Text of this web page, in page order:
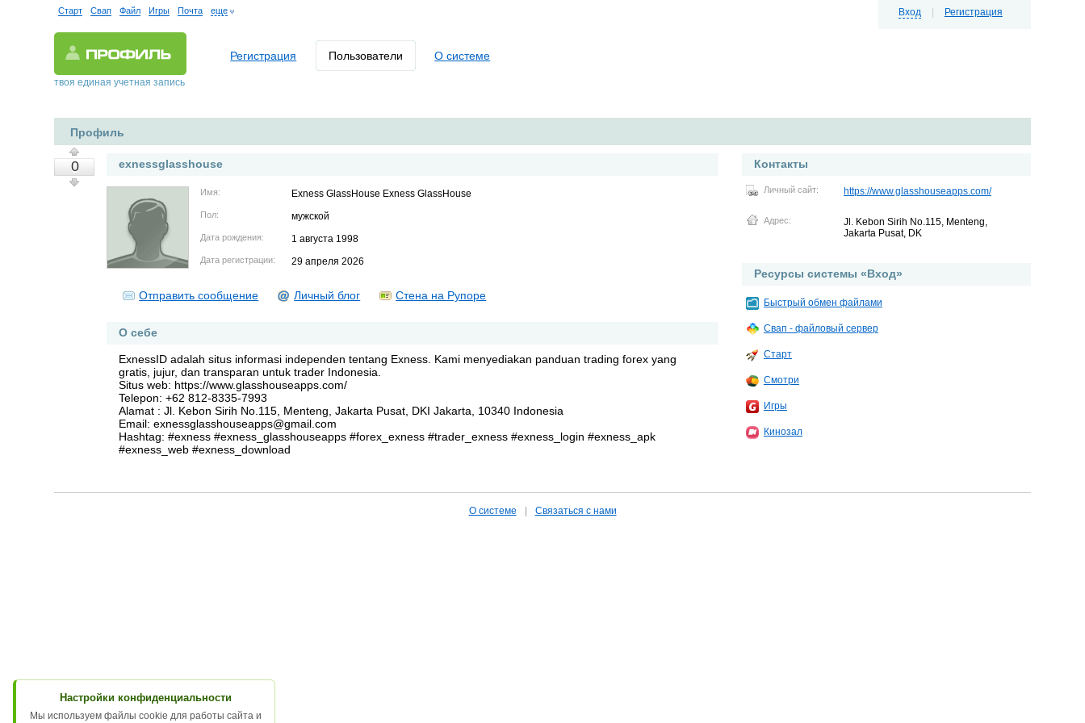
Старт Свап Файл Игры Почта еще
твоя единая учетная запись
Вход Регистрация
Регистрация Пользователи О системе
Профиль
0 exnessglasshouse
Имя: Exness GlassHouse Exness GlassHouse
Пол: мужской
Дата рождения: 1 августа 1998
Дата регистрации: 29 апреля 2026
Отправить сообщение Личный блог Стена на Рупоре
О себе
ExnessID adalah situs informasi independen tentang Exness. Kami menyediakan panduan trading forex yang
gratis, jujur, dan transparan untuk trader Indonesia.
Situs web: https://www.glasshouseapps.com/
Telepon: +62 812-8335-7993
Alamat : Jl. Kebon Sirih No.115, Menteng, Jakarta Pusat, DKI Jakarta, 10340 Indonesia
Email: exnessglasshouseapps@gmail.com
Hashtag: #exness #exness_glasshouseapps #forex_exness #trader_exness #exness_login #exness_apk
#exness_web #exness_download
Контакты
Личный сайт: https://www.glasshouseapps.com/
Адрес:
Jl. Kebon Sirih No.115, Menteng,
Jakarta Pusat, DK
Ресурсы системы «Вход»
Быстрый обмен файлами
Свап - файловый сервер
Старт
Смотри
Игры
Кинозал
О системе Связаться с нами
Настройки конфиденциальности
Мы используем файлы cookie для работы сайта и